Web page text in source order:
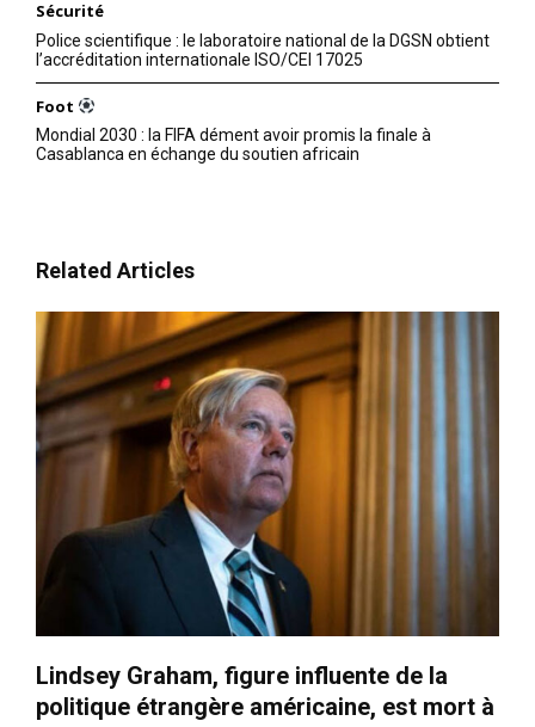
Sécurité
Police scientifique : le laboratoire national de la DGSN obtient
l’accréditation internationale ISO/CEI 17025
Foot
Mondial 2030 : la FIFA dément avoir promis la finale à
Casablanca en échange du soutien africain
Related Articles
Lindsey Graham, figure influente de la
politique étrangère américaine, est mort à